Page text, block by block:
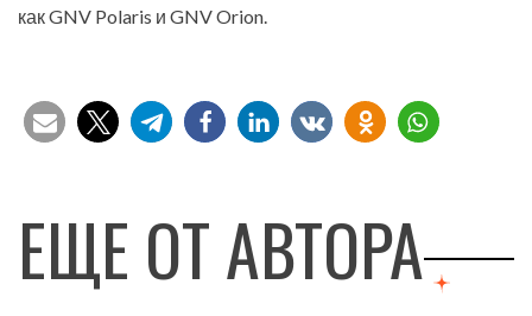
как GNV Polaris и GNV Orion.
ЕЩЕ ОТ АВТОРА